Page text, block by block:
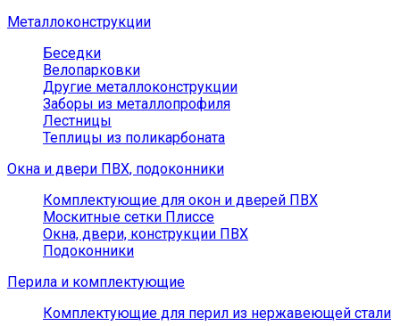
Металлоконструкции
Беседки
Велопарковки
Другие металлоконструкции
Заборы из металлопрофиля
Лестницы
Теплицы из поликарбоната
Окна и двери ПВХ, подоконники
Комплектующие для окон и дверей ПВХ
Москитные сетки Плиссе
Окна, двери, конструкции ПВХ
Подоконники
Перила и комплектующие
Комплектующие для перил из нержавеющей стали